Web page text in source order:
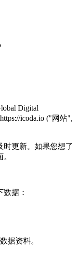
Digital
icoda.io ("网站",
时更新。如果您想了
据：
据资料。